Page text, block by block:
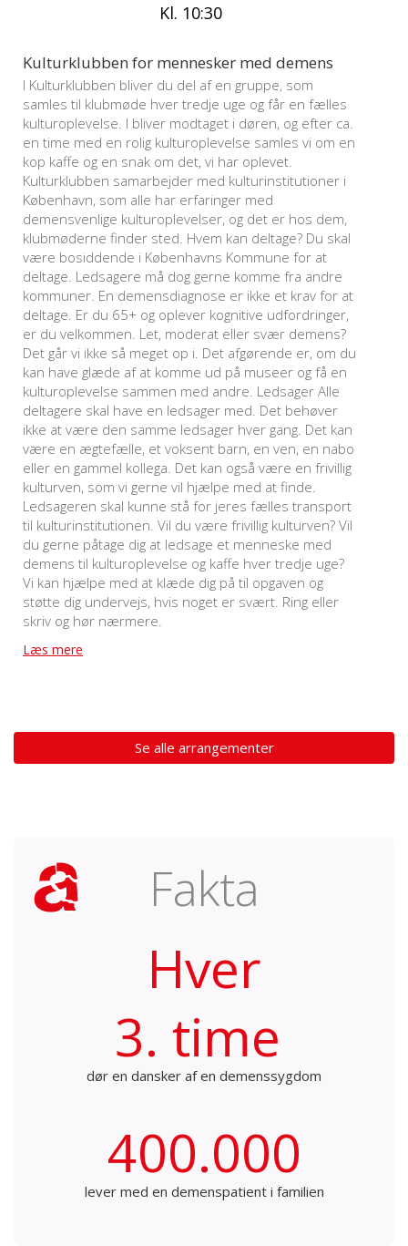
Kl. 10:30
Kulturklubben for mennesker med demens
I Kulturklubben bliver du del af en gruppe, som
samles til klubmøde hver tredje uge og får en fælles
kulturoplevelse. I bliver modtaget i døren, og efter ca.
en time med en rolig kulturoplevelse samles vi om en
kop kaffe og en snak om det, vi har oplevet.
Kulturklubben samarbejder med kulturinstitutioner i
København, som alle har erfaringer med
demensvenlige kulturoplevelser, og det er hos dem,
klubmøderne finder sted. Hvem kan deltage? Du skal
være bosiddende i Københavns Kommune for at
deltage. Ledsagere må dog gerne komme fra andre
kommuner. En demensdiagnose er ikke et krav for at
deltage. Er du 65+ og oplever kognitive udfordringer,
er du velkommen. Let, moderat eller svær demens?
Det går vi ikke så meget op i. Det afgørende er, om du
kan have glæde af at komme ud på museer og få en
kulturoplevelse sammen med andre. Ledsager Alle
deltagere skal have en ledsager med. Det behøver
ikke at være den samme ledsager hver gang. Det kan
være en ægtefælle, et voksent barn, en ven, en nabo
eller en gammel kollega. Det kan også være en frivillig
kulturven, som vi gerne vil hjælpe med at finde.
Ledsageren skal kunne stå for jeres fælles transport
til kulturinstitutionen. Vil du være frivillig kulturven? Vil
du gerne påtage dig at ledsage et menneske med
demens til kulturoplevelse og kaffe hver tredje uge?
Vi kan hjælpe med at klæde dig på til opgaven og
støtte dig undervejs, hvis noget er svært. Ring eller
skriv og hør nærmere.
Læs mere
Se alle arrangementer
Fakta
Hver
3. time
dør en dansker af en demenssygdom
400.000
lever med en demenspatient i familien